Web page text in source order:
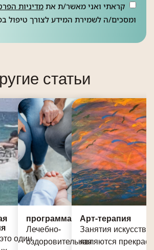
קראתי ואני מאשר/ת את מדיניות
ומסכים/ה לשמירת המידע לצורך טיפול
статьи
один
программа
Лечебно-
оздоровительная
Арт-терапия
Занятия
являются